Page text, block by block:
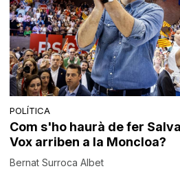
POLÍTICA
Com s'ho haurà de fer
Vox arriben a la Moncloa?
Bernat Surroca Albet